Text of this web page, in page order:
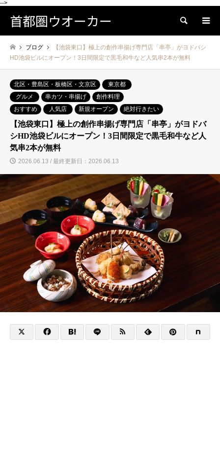
-->
首都圏ウオーカー 検索
ブログ
【池袋東口】極上の創作串揚げ専門店「串亭」がヨドバシ
HD池袋ビルにオープン！3日間限定で黒毛和牛など人気串2本が無料
北区・豊島区・板橋区・文京区
東京都
グルメ
串カツ・串揚げ
創作料理
おすすめ
人気店 新規オープン 絶対行きたい
【池袋東口】極上の創作串揚げ専門店「串亭」がヨドバ
シHD池袋ビルにオープン！3日間限定で黒毛和牛など人
気串2本が無料
2026.06.13 / 最終更新日：2026.06.13